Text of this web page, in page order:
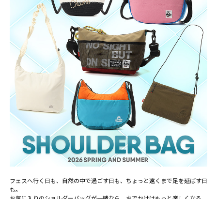
フェスへ行く日も、自然の中で過ごす日も、ちょっと遠くまで足を延ばす日
も。